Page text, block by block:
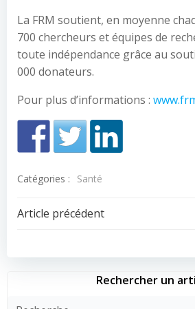
La FRM soutient, en moyenne
700 chercheurs et équipes de
toute indépendance grâce au
000 donateurs.
Pour plus d’informations :
Catégories : Santé
Navigation
de
l’article
Article précédent
de
Rechercher un